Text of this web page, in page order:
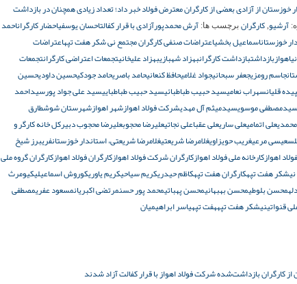
خوزستان از آزادی بعضی از کارگران معترض فولاد خبر داد؛ تعداد زیادی همچنان در بازداشت
آرشیو, کارگران برچسب ها: آرش محمدپورآزادی با قرار کفالتاحسان یوسفیاحضار کارگراناحمد
خوزستاناسماعیل بخشیاعتراضات صنفی کارگران مجتمع نی شکر هفت تپهاعتراضات
اهوازبازداشتبازداشت کارگرانبهزاد شهبازیبهزاد عليخانىتجمعات اعتراضی کارگرانتجمعات
جاسم رومزیجعفر سبحانیجواد غلامیحافظ کنعانیحامد باصریحامد جودکیحسین داودیحسین
قلیانسهراب نعامیسید حبیب طباطبائیسید حبیب طباطباییسید علی جواد پورسیداحمد
موسویسیدمیثم آل مهدیشرکت فولاد اهوازشهر اهوازشهرستان شوشطارق
علی اتمامیعلی ساریعلی عقباعلی نجاتیعلیرضا محجوبعلیرضا محجوب دبیرکل خانه کارگر و
عیسی مرعیغریب حویزاویغلامرضا شریعتیغلامرضا شریعتی، استاندار خوزستانفریبرز شیخ
فولاد اهوازکارخانه ملی فولاد اهوازکارگران شرکت فولاد اهوازکارگران فولاد اهوازکارگران گروه ملی
نیشکر هفت تپهکارگران هفت تپهکاظم حیدریکریم سیاحیکریم یاوریکوروش اسماعیلیکیومرث
محسن بلوطیمحسن بهبهانیمحسن پهباتیمحمد پور حسنمرتضی اکبریانمسعود عفریمصطفی
قنواتینیشکر هفت تپههفت تپهیاسر ابراهیمیان
از کارگران بازداشت‌شده شرکت فولاد اهواز با قرار کفالت آزاد شدند